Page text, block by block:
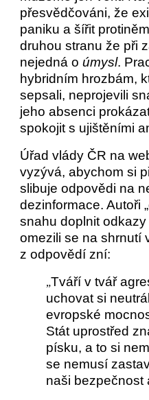
přesvědčováni, že
paniku a šířit
druhou stranu že při
nejedná oúmysl.
hybridním hrozbám,
sepsali, neprojevili
jeho absenci
spokojit s ujištěními
Úřad vlády ČR na
vyzývá, abychom si
slibuje odpovědi na
dezinformace. Autoři
snahu doplnit
omezili se na shrnutí
z odpovědí zní:
„Tváří v tvář
uchovat si
evropské
Stát uprostřed
písku, a to si
se nemusí
naši bezpečnost